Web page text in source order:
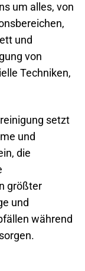
um alles, von
und
von
Techniken,
setzt
und
die
größter
und
während